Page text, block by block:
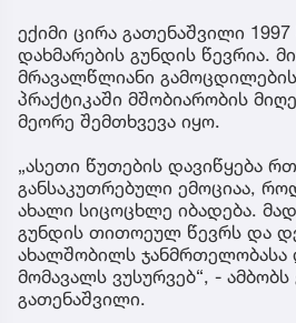
ექიმი ცირა გათენაშვილი
დახმარების გუნდის წევრია.
მრავალწლიანი
პრაქტიკაში მშობიარობის
მეორე შემთხვევა იყო.
„ასეთი წუთების დავიწყება
განსაკუთრებული ემოციაა,
ახალი სიცოცხლე იბადება.
გუნდის თითოეულ წევრს და
ახალშობილს ჯანმრთელობასა
მომავალს ვუსურვებ“, - ამბობს
გათენაშვილი.